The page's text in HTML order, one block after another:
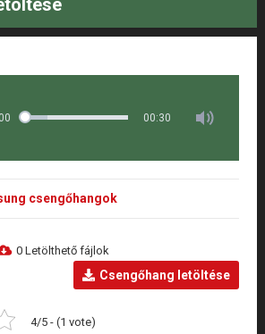
00:30
csengőhangok
0 Letölthető fájlok
Csengőhang letöltése
4/5 - (1 vote)